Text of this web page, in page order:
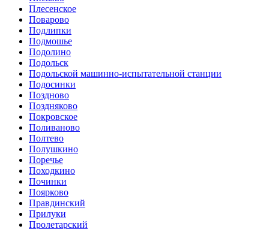
Плесенское
Поварово
Подлипки
Подмошье
Подолино
Подольск
Подольской машинно-испытательной станции
Подосинки
Поздново
Поздняково
Покровское
Поливаново
Полтево
Полушкино
Поречье
Походкино
Починки
Поярково
Правдинский
Прилуки
Пролетарский